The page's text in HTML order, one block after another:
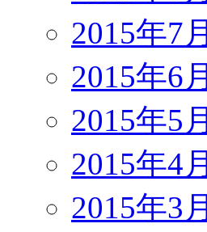
2015年7月
2015年6月
2015年5月
2015年4月
2015年3月